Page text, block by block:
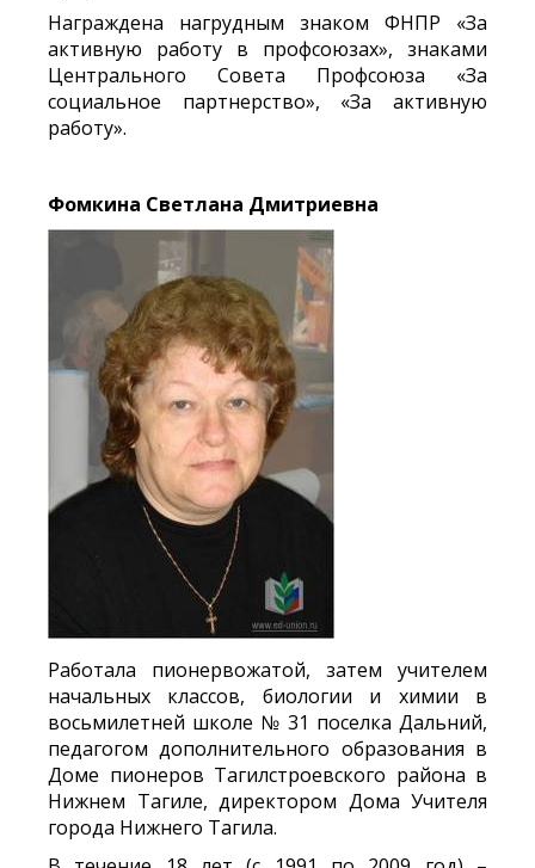
Награждена нагрудным знаком ФНПР «За
активную работу в профсоюзах», знаками
Центрального Совета Профсоюза «За
социальное партнерство», «За активную
работу».
Фомкина Светлана Дмитриевна
Работала пионервожатой, затем учителем
начальных классов, биологии и химии в
восьмилетней школе № 31 поселка Дальний,
педагогом дополнительного образования в
Доме пионеров Тагилстроевского района в
Нижнем Тагиле, директором Дома Учителя
города Нижнего Тагила.